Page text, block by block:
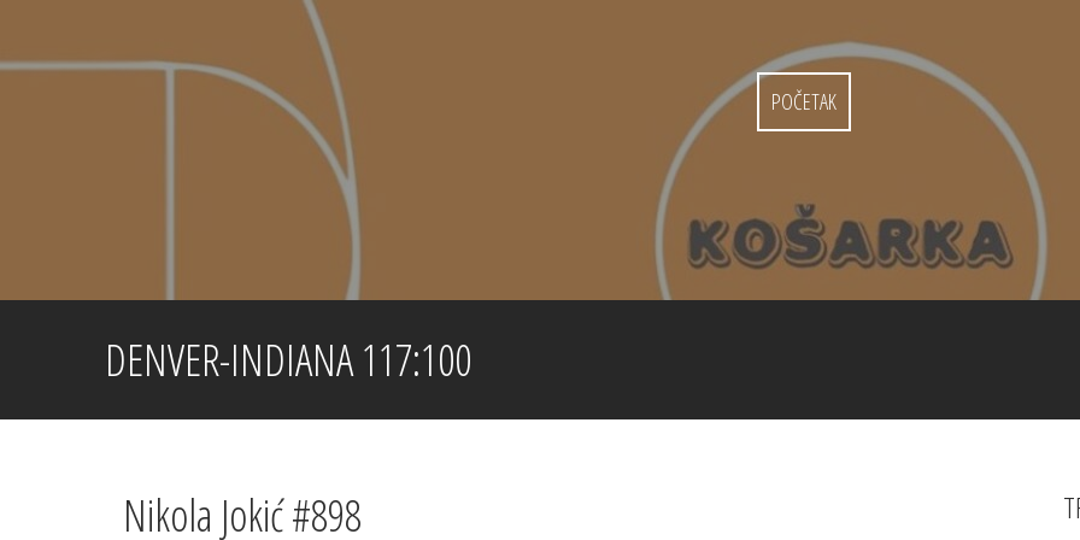
content
POČETAK
DENVER-INDIANA 117:100
Nikola Jokić #898